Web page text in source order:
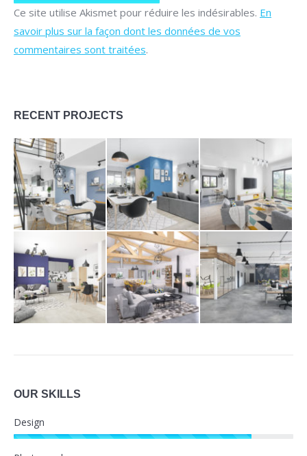
Ce site utilise Akismet pour réduire les indésirables. En
savoir plus sur la façon dont les données de vos
commentaires sont traitées.
RECENT PROJECTS
OUR SKILLS
Design